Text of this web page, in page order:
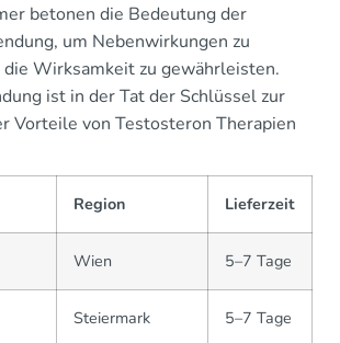
betonen die Bedeutung der
um Nebenwirkungen zu
Wirksamkeit zu gewährleisten.
ist in der Tat der Schlüssel zur
Vorteile von Testosteron Therapien
Region Lieferzeit
Wien 5–7 Tage
Steiermark 5–7 Tage